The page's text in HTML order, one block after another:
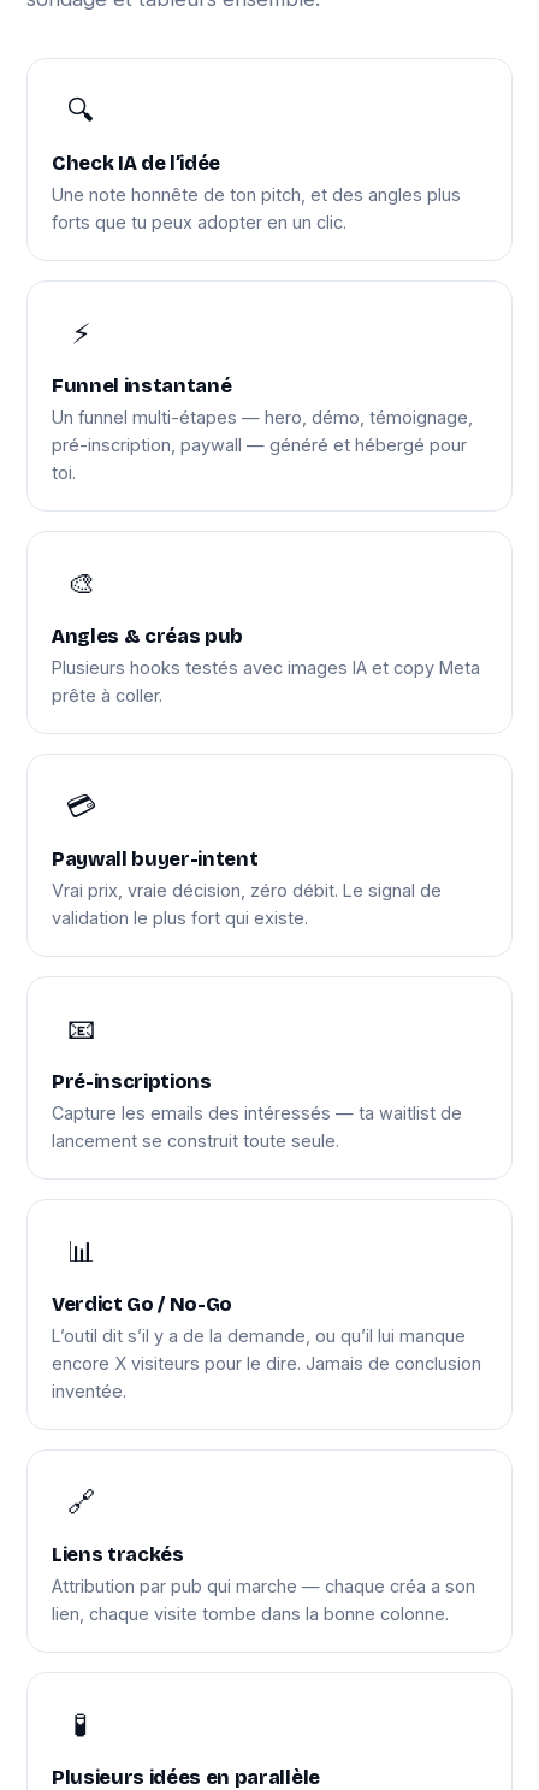
🔍
Check IA de l’idée
Une note honnête de ton pitch, et des angles plus
forts que tu peux adopter en un clic.
⚡
Funnel instantané
Un funnel multi-étapes — hero, démo, témoignage,
pré-inscription, paywall — généré et hébergé pour
toi.
🎨
Angles & créas pub
Plusieurs hooks testés avec images IA et copy Meta
prête à coller.
💳
Paywall buyer-intent
Vrai prix, vraie décision, zéro débit. Le signal de
validation le plus fort qui existe.
📧
Pré-inscriptions
Capture les emails des intéressés — ta waitlist de
lancement se construit toute seule.
📊
Verdict Go / No-Go
L’outil dit s’il y a de la demande, ou qu’il lui manque
encore X visiteurs pour le dire. Jamais de conclusion
inventée.
🔗
Liens trackés
Attribution par pub qui marche — chaque créa a son
lien, chaque visite tombe dans la bonne colonne.
🧪
Plusieurs idées en parallèle